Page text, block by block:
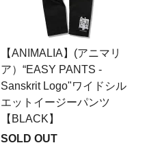
【ANIMALIA】(アニマリ
ア）“EASY PANTS -
Sanskrit Logo"ワイドシル
エットイージーパンツ
【BLACK】
SOLD OUT